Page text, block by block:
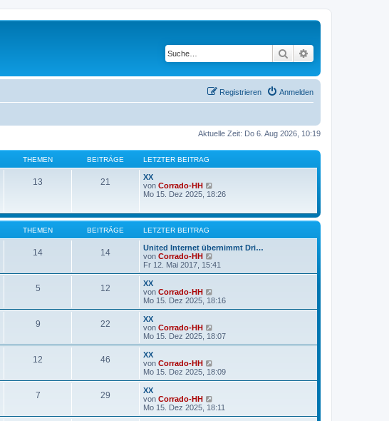
Suche
Anmelden
Registrieren
Aktuelle Zeit: Do 6. Aug 2026, 10:19
THEMEN BEITRÄGE LETZTER BEITRAG
13 21
XX
von Corrado-HH
e
s
r
B
e
i
a
g
Mo 15. Dez 2025, 18:26
THEMEN BEITRÄGE LETZTER BEITRAG
14 14
United Internet übernimmt Dri…
von Corrado-HH
e
u
t
e
i
g
Fr 12. Mai 2017, 15:41
5 12
XX
von Corrado-HH
e
u
t
e
i
g
Mo 15. Dez 2025, 18:16
9 22
XX
von Corrado-HH
e
u
t
e
i
Mo 15. Dez 2025, 18:07
12 46
XX
von Corrado-HH
e
u
t
Mo 15. Dez 2025, 18:09
7 29
XX
von Corrado-HH
e
u
Mo 15. Dez 2025, 18:11